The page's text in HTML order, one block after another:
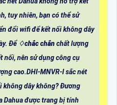
tuy nhiên, bạn có thể sử
đổi wifi để kết nối không dây
Để ♢chắc chắn chất lượng
nối, nên sử dụng công cụ
cao.DHI-MNVR-I sắc nét
không dây không? Đương
Dahua được trang bị tính